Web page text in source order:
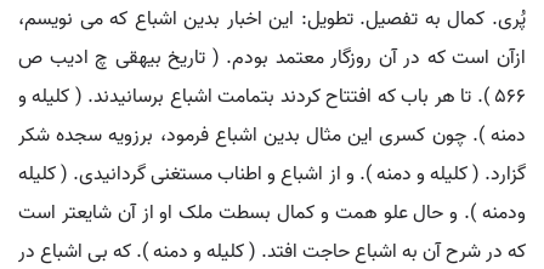
پُری. کمال به تفصیل. تطویل: این اخبار بدین اشباع که می نویسم،
ازآن است که در آن روزگار معتمد بودم. ( تاریخ بیهقی چ ادیب ص
566 ). تا هر باب که افتتاح کردند بتمامت اشباع برسانیدند. ( کلیله و
دمنه ). چون کسری این مثال بدین اشباع فرمود، برزویه سجده شکر
گزارد. ( کلیله و دمنه ). و از اشباع و اطناب مستغنی گردانیدی. ( کلیله
ودمنه ). و حال علو همت و کمال بسطت ملک او از آن شایعتر است
که در شرح آن به اشباع حاجت افتد. ( کلیله و دمنه ). که بی اشباع در